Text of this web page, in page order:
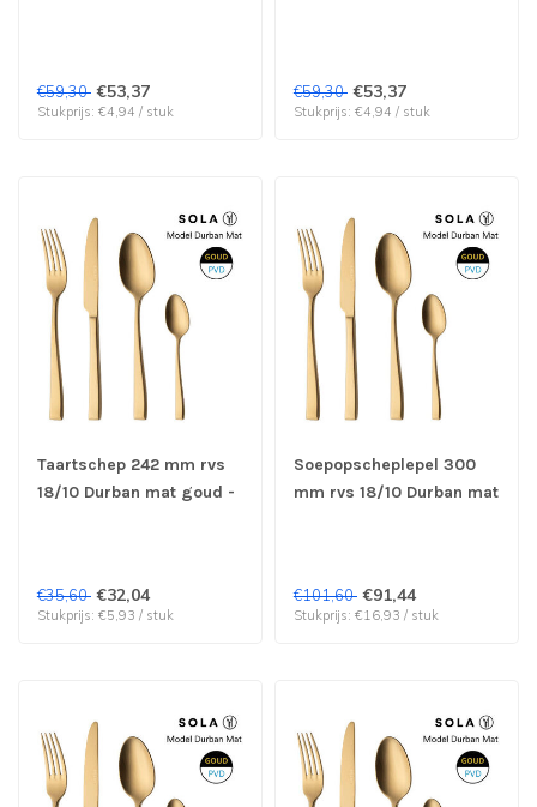
€59,30 €53,37
Stukprijs: €4,94 / stuk
€59,30 €53,37
Stukprijs: €4,94 / stuk
Taartschep 242 mm rvs
18/10 Durban mat goud -
€35,60 €32,04
Stukprijs: €5,93 / stuk
Soepopscheplepel 300
mm rvs 18/10 Durban mat
€101,60 €91,44
Stukprijs: €16,93 / stuk